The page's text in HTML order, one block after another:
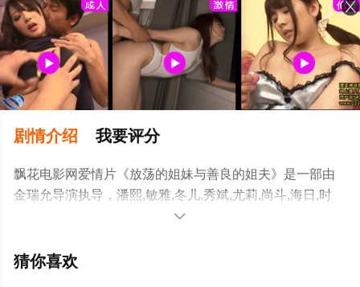
剧情介绍 我要评分
飘花电影网爱情片《放荡的姐妹与善良的姐夫》是一部由
金瑞允导演执导，潘熙,敏雅,冬儿,秀斌,尤莉,尚斗,海日,时
宇,风车,泰成,金东宇等演员精彩演绎的韩国电影，手机免费
信息可移步至豆瓣电影、电视猫或剧情网等平台了解。

猜你喜欢